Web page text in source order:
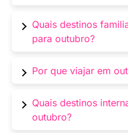
Destinos no Brasil e
agradável, menos
especiais.
Quais destinos
para outubro?
Parques temáticos,
com atrações para
Por que viajar em
Clima agradável,
turistas tornam
Quais destinos
outubro?